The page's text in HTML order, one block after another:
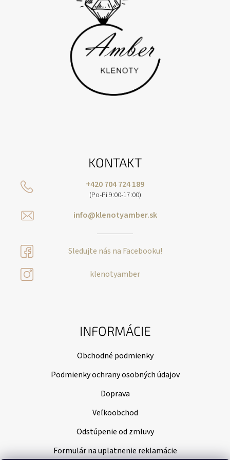
KONTAKT
+420 704 724 189
(Po-Pi 9:00-17:00)
info@klenotyamber.sk
Sledujte nás na Facebooku!
klenotyamber
INFORMÁCIE
Obchodné podmienky
Podmienky ochrany osobných údajov
Doprava
Veľkoobchod
Odstúpenie od zmluvy
Formulár na uplatnenie reklamácie